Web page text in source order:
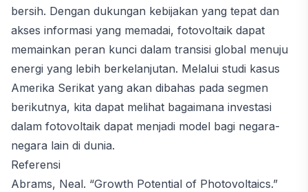
bersih. Dengan dukungan kebijakan yang tepat dan
akses informasi yang memadai, fotovoltaik dapat
memainkan peran kunci dalam transisi global menuju
energi yang lebih berkelanjutan. Melalui studi kasus
Amerika Serikat yang akan dibahas pada segmen
berikutnya, kita dapat melihat bagaimana investasi
dalam fotovoltaik dapat menjadi model bagi negara-
negara lain di dunia.
Referensi
Abrams, Neal. “Growth Potential of Photovoltaics.”